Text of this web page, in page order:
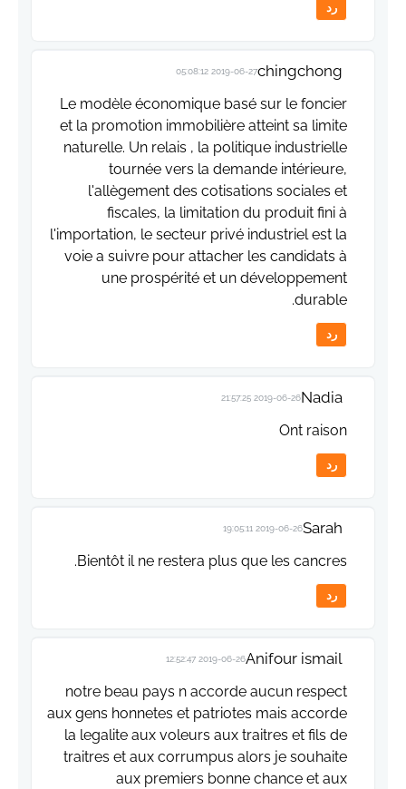
رد
chingchong
2019-06-27 05:08:12
Le modèle économique basé sur le foncier
et la promotion immobilière atteint sa limite
naturelle. Un relais , la politique industrielle
tournée vers la demande intérieure,
l'allègement des cotisations sociales et
fiscales, la limitation du produit fini à
l'importation, le secteur privé industriel est la
voie a suivre pour attacher les candidats à
une prospérité et un développement
durable.
رد
Nadia
2019-06-26 21:57:25
Ont raison
رد
Sarah
2019-06-26 19:05:11
Bientôt il ne restera plus que les cancres.
رد
Anifour ismail
2019-06-26 12:52:47
notre beau pays n accorde aucun respect
aux gens honnetes et patriotes mais accorde
la legalite aux voleurs aux traitres et fils de
traitres et aux corrumpus alors je souhaite
aux premiers bonne chance et aux